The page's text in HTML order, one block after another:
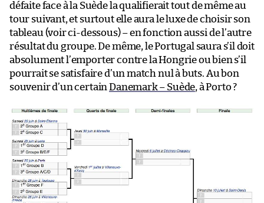
défaite face à la Suède la qualifierait tout de même au
tour suivant, et surtout elle aura le luxe de choisir son
tableau (voir ci-dessous) – en fonction aussi de l’autre
résultat du groupe. De même, le Portugal saura s’il doit
absolument l’emporter contre la Hongrie ou bien s’il
pourrait se satisfaire d’un match nul à buts. Au bon
souvenir d’un certainDanemark – Suède, à Porto ?